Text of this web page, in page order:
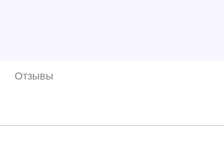
Отзывы